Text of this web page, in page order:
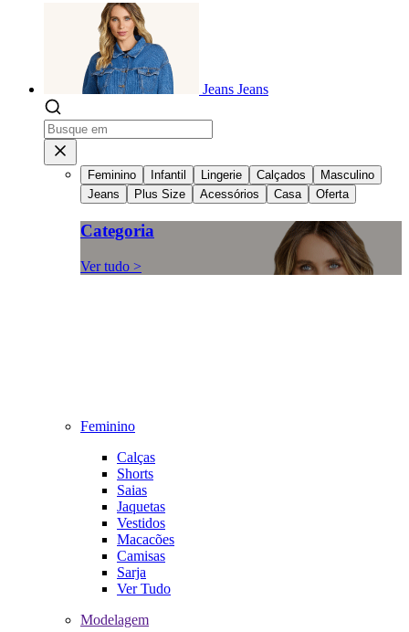
Jeans Jeans
Feminino Infantil Lingerie Calçados
Masculino
Jeans
Plus Size Acessórios Casa Oferta
Categoria
Ver tudo >
Feminino
Calças
Shorts
Saias
Jaquetas
Vestidos
Macacões
Camisas
Sarja
Ver Tudo
Modelagem